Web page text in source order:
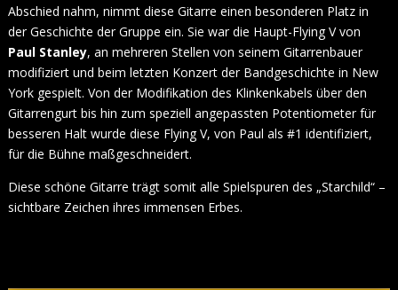
Abschied nahm, nimmt diese Gitarre einen besonderen Platz in
der Geschichte der Gruppe ein. Sie war die Haupt-Flying V von
Paul Stanley, an mehreren Stellen von seinem Gitarrenbauer
modifiziert und beim letzten Konzert der Bandgeschichte in New
York gespielt. Von der Modifikation des Klinkenkabels über den
Gitarrengurt bis hin zum speziell angepassten Potentiometer für
besseren Halt wurde diese Flying V, von Paul als #1 identifiziert,
für die Bühne maßgeschneidert.
Diese schöne Gitarre trägt somit alle Spielspuren des „Starchild“ –
sichtbare Zeichen ihres immensen Erbes.